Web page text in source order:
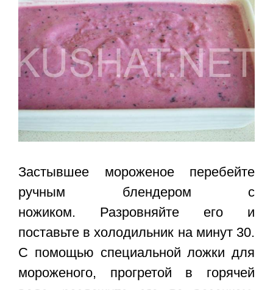
Застывшее мороженое перебейте
ручным блендером с
ножиком. Разровняйте его и
поставьте в холодильник на минут 30.
С помощью специальной ложки для
мороженого, прогретой в горячей